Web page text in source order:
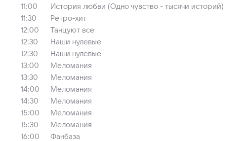
11:00
История любви (Одно чувство - тысячи историй)
11:30
Ретро-хит
12:00
Танцуют все
12:30
Наши нулевые
12:30
Наши нулевые
13:00
Меломания
13:30
Меломания
14:00
Меломания
14:30
Меломания
15:00
Меломания
15:30
Меломания
16:00
Фанбаза